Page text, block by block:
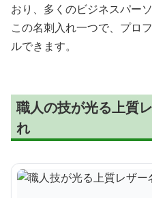
おり、多くのビジネスパー
この名刺入れ一つで、プロ
ルできます。
職人の技が光る上質
れ